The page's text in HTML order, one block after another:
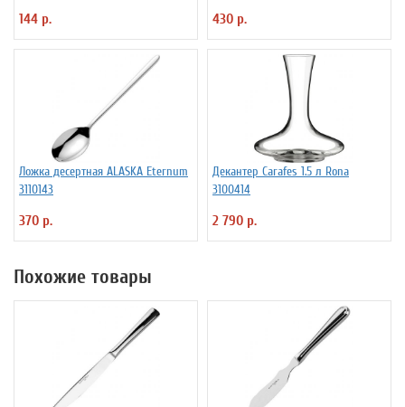
144 р. 430 р.
Ложка десертная ALASKA Eternum
3110143
370 р.
Декантер Carafes 1.5 л Rona
3100414
2 790 р.
Похожие товары